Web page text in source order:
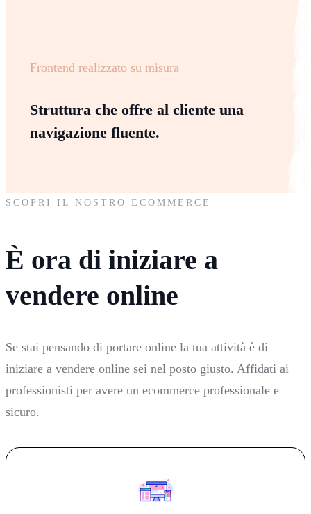
Frontend realizzato su misura
Struttura che offre al cliente una
navigazione fluente.
SCOPRI IL NOSTRO ECOMMERCE
È ora di iniziare a
vendere online
Se stai pensando di portare online la tua attività è di
iniziare a vendere online sei nel posto giusto. Affidati ai
professionisti per avere un ecommerce professionale e
sicuro.